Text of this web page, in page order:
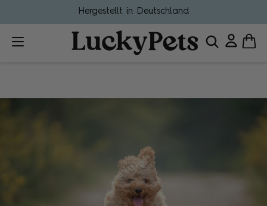
Hergestellt in Deutschland